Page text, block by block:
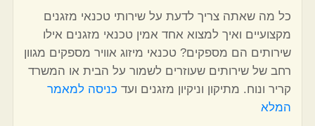
כל מה שאתה צריך לדעת על שירותי טכנאי מזגנים
מקצועיים ואיך למצוא אחד אמין טכנאי מזגנים אילו
שירותים הם מספקים? טכנאי מיזוג אוויר מספקים מגוון
רחב של שירותים שעוזרים לשמור על הבית או המשרד
קריר ונוח. מתיקון וניקיון מזגנים ועד כניסה למאמר
המלא